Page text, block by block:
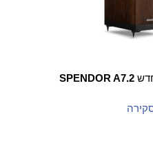
SPENDOR A7.2